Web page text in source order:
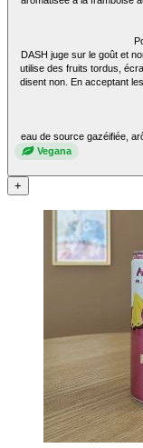
DASH juge sur le goût et
utilise des fruits tordus,
disent non. En acceptant
eau de source gazéifiée,
Vegana
+